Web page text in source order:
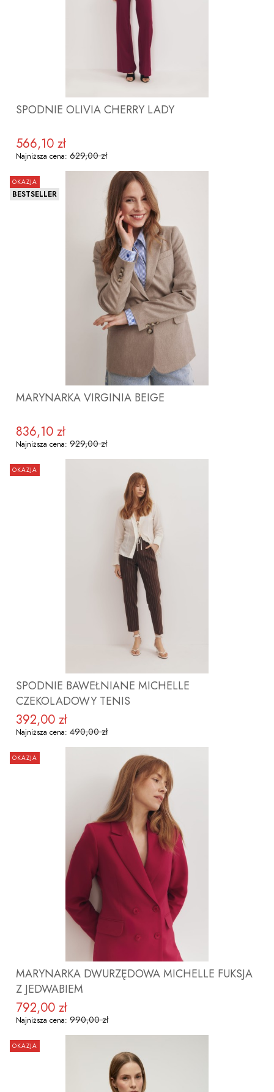
SPODNIE OLIVIA CHERRY LADY
Cena promocyjna
566,10 zł
Najniższa cena: 629,00 zł
ZOBACZ PRODUKT
OKAZJA
BESTSELLER
MARYNARKA VIRGINIA BEIGE
Cena promocyjna
836,10 zł
Najniższa cena: 929,00 zł
ZOBACZ PRODUKT
OKAZJA
SPODNIE BAWEŁNIANE MICHELLE
CZEKOLADOWY TENIS
Cena promocyjna
392,00 zł
Najniższa cena: 490,00 zł
ZOBACZ PRODUKT
OKAZJA
MARYNARKA DWURZĘDOWA MICHELLE FUKSJA
Z JEDWABIEM
Cena promocyjna
792,00 zł
Najniższa cena: 990,00 zł
OKAZJA